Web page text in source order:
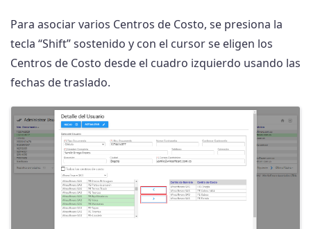
Para asociar varios Centros de Costo, se presiona la
tecla “Shift” sostenido y con el cursor se eligen los
Centros de Costo desde el cuadro izquierdo usando las
fechas de traslado.